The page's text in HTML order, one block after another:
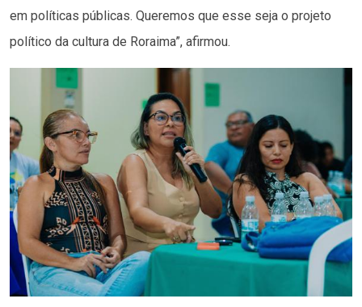
em políticas públicas. Queremos que esse seja o projeto
político da cultura de Roraima”, afirmou.